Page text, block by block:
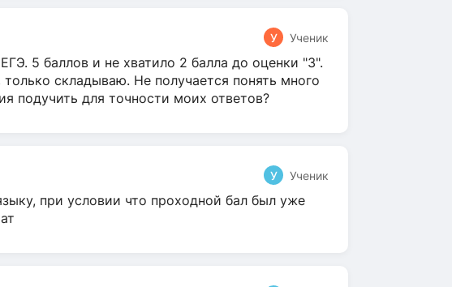
У Ученик
5 баллов и не хватило 2 балла до оценки "3".
складываю. Не получается понять много
подучить для точности моих ответов?
У Ученик
при условии что проходной бал был уже